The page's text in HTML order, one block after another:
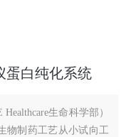
蛋白纯化系统
生命科学部）
物制药工艺从小试向工